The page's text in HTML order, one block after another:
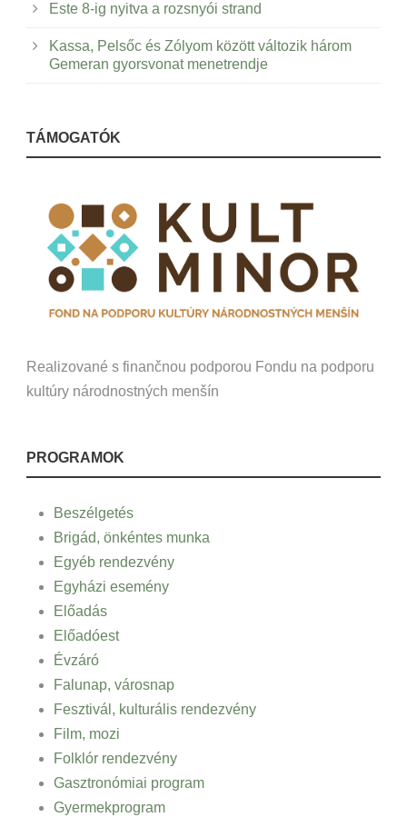
Este 8-ig nyitva a rozsnyói strand
Kassa, Pelsőc és Zólyom között változik három
Gemeran gyorsvonat menetrendje
TÁMOGATÓK
Realizované s finančnou podporou Fondu na podporu
kultúry národnostných menšín
PROGRAMOK
Beszélgetés
Brigád, önkéntes munka
Egyéb rendezvény
Egyházi esemény
Előadás
Előadóest
Évzáró
Falunap, városnap
Fesztivál, kulturális rendezvény
Film, mozi
Folklór rendezvény
Gasztronómiai program
Gyermekprogram